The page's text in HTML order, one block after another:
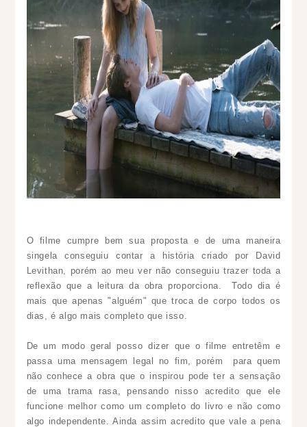
O filme cumpre bem sua proposta e de uma maneira
singela conseguiu contar a história criado por David
Levithan, porém ao meu ver não conseguiu trazer toda a
reflexão que a leitura da obra proporciona. Todo dia é
mais que apenas "alguém" que troca de corpo todos os
dias, é algo mais completo que isso.
De um modo geral posso dizer que o filme entretêm e
passa uma mensagem legal no fim, porém para quem
não conhece a obra que o inspirou pode ter a sensação
de uma trama rasa, pensando nisso acredito que ele
funcione melhor como um completo do livro e não como
algo independente. Ainda assim acredito que vale a pena